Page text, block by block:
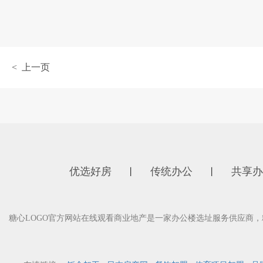
< 上一页
优选好房 传统办公 共享
糖心LOGO官方网站在线观看商业地产是一家办公楼选址服务供应商